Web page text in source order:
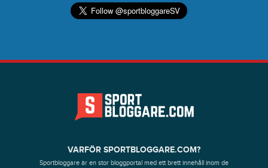
VARFÖR SPORTBLOGGARE.COM?
Sportbloggare är en stor bloggportal med ett brett innehåll inom de